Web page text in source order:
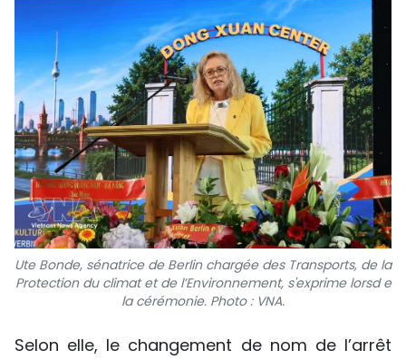
Ute Bonde, sénatrice de Berlin chargée des Transports, de la
Protection du climat et de l’Environnement, s'exprime lorsd e
la cérémonie. Photo : VNA.
Selon elle, le changement de nom de l’arrêt